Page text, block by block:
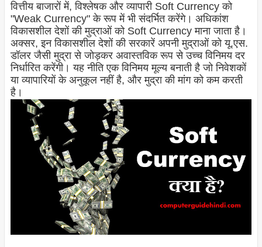
वित्तीय बाजारों में, विश्लेषक और व्यापारी Soft Currency को
"Weak Currency" के रूप में भी संदर्भित करेंगे। अधिकांश
विकासशील देशों की मुद्राओं को Soft Currency माना जाता है।
अक्सर, इन विकासशील देशों की सरकारें अपनी मुद्राओं को यू.एस.
डॉलर जैसी मुद्रा से जोड़कर अवास्तविक रूप से उच्च विनिमय दर
निर्धारित करेंगी। यह नीति एक विनिमय मूल्य बनाती है जो निवेशकों
या व्यापारियों के अनुकूल नहीं है, और मुद्रा की मांग को कम करती
है।